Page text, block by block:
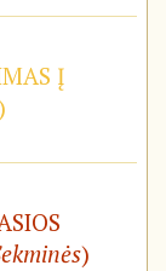
Į
)